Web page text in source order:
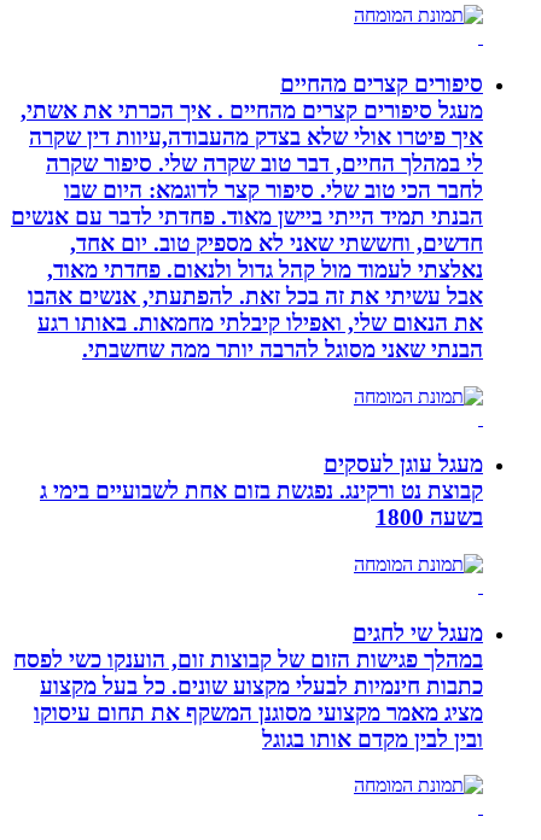
סיפורים קצרים מהחיים
מעגל סיפורים קצרים מהחיים . איך הכרתי את אשתי,
איך פיטרו אולי שלא בצדק מהעבודה,עיוות דין שקרה
לי במהלך החיים, דבר טוב שקרה שלי. סיפור שקרה
לחבר הכי טוב שלי. סיפור קצר לדוגמא: היום שבו
הבנתי תמיד הייתי ביישן מאוד. פחדתי לדבר עם אנשים
חדשים, וחששתי שאני לא מספיק טוב. יום אחד,
נאלצתי לעמוד מול קהל גדול ולנאום. פחדתי מאוד,
אבל עשיתי את זה בכל זאת. להפתעתי, אנשים אהבו
את הנאום שלי, ואפילו קיבלתי מחמאות. באותו רגע
הבנתי שאני מסוגל להרבה יותר ממה שחשבתי.
מעגל עוגן לעסקים
קבוצת נט ורקינג. נפגשת בזום אחת לשבועיים בימי ג
בשעה 1800
מעגל שי לחגים
במהלך פגישות הזום של קבוצות זום, הוענקו כשי לפסח
כתבות חינמיות לבעלי מקצוע שונים. כל בעל מקצוע
מציג מאמר מקצועי מסוגנן המשקף את תחום עיסוקו
ובין לבין מקדם אותו בגוגל